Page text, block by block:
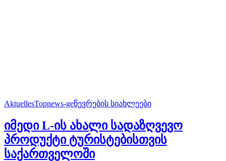
AktuellesTopnews-geწევრების სიახლეები
იმედი L-ის ახალი სადაზღვევო
პროდუქტი ტურისტებისთვის
საქართველოში